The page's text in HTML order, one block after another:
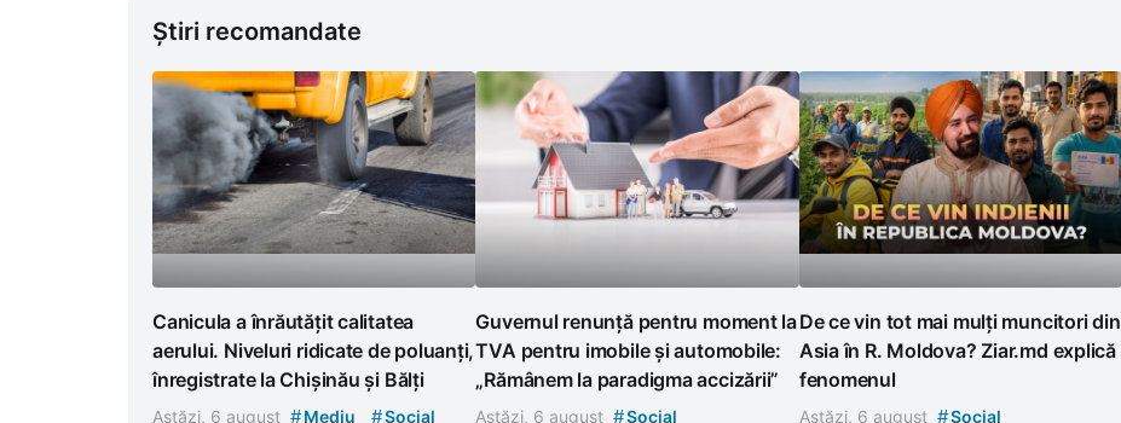
Știri recomandate
Canicula a înrăutățit calitatea
aerului. Niveluri ridicate de poluanți,
înregistrate la Chișinău și Bălți
Astăzi, 6 august #Mediu #Social
Guvernul renunță pentru moment la
TVA pentru imobile și automobile:
„Rămânem la paradigma accizării”
Astăzi, 6 august #Social
De ce vin tot mai mulți muncitori din
Asia în R. Moldova? Ziar.md explică
fenomenul
Astăzi, 6 august #Social